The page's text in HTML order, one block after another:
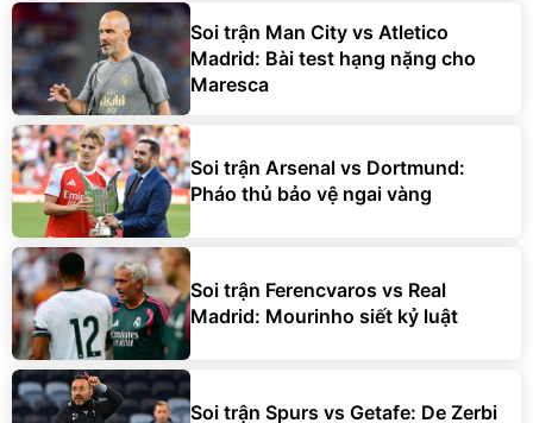
Soi trận Man City vs Atletico
Madrid: Bài test hạng nặng cho
Maresca
Soi trận Arsenal vs Dortmund:
Pháo thủ bảo vệ ngai vàng
Soi trận Ferencvaros vs Real
Madrid: Mourinho siết kỷ luật
Soi trận Spurs vs Getafe: De Zerbi